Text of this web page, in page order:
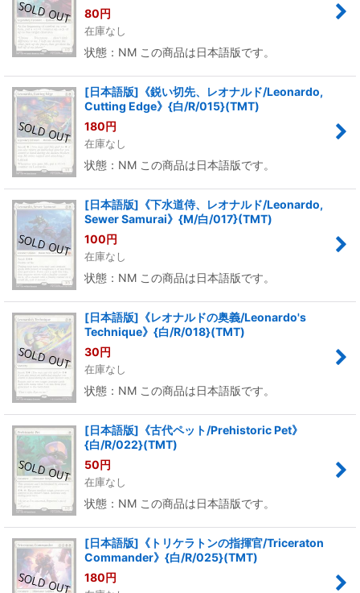
80円
在庫なし
状態：NM この商品は日本語版です。
[日本語版]《鋭い切先、レオナルド/Leonardo,
Cutting Edge》{白/R/015}(TMT)
180円
在庫なし
状態：NM この商品は日本語版です。
[日本語版]《下水道侍、レオナルド/Leonardo,
Sewer Samurai》{M/白/017}(TMT)
100円
在庫なし
状態：NM この商品は日本語版です。
[日本語版]《レオナルドの奥義/Leonardo's
Technique》{白/R/018}(TMT)
30円
在庫なし
状態：NM この商品は日本語版です。
[日本語版]《古代ペット/Prehistoric Pet》
{白/R/022}(TMT)
50円
在庫なし
状態：NM この商品は日本語版です。
[日本語版]《トリケラトンの指揮官/Triceraton
Commander》{白/R/025}(TMT)
180円